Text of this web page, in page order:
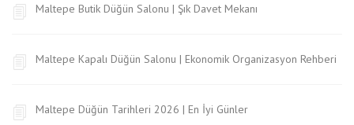
Maltepe Butik Düğün Salonu | Şık Davet Mekanı
Maltepe Kapalı Düğün Salonu | Ekonomik Organizasyon Rehberi
Maltepe Düğün Tarihleri 2026 | En İyi Günler